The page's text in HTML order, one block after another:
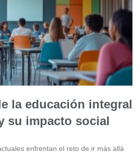
la educación integral
su impacto social
enfrentan el reto de ir más allá